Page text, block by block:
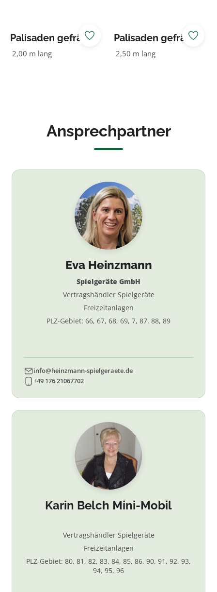
Palisaden gefräst
120 NADELHOLZ
2,00 m lang
Palisaden gefräst
120 NADELHOLZ
2,50 m lang
Ansprechpartner
Eva Heinzmann
Spielgeräte GmbH
Vertragshändler Spielgeräte
Freizeitanlagen
PLZ-Gebiet: 66, 67, 68, 69, 7, 87. 88, 89
info@heinzmann-spielgeraete.de
+49 176 21067702
Karin Belch Mini-Mobil
Vertragshändler Spielgeräte
Freizeitanlagen
PLZ-Gebiet: 80, 81, 82, 83, 84, 85, 86, 90, 91, 92, 93,
94, 95, 96